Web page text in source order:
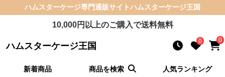
ハムスターケージ専門通販サイトハムスターケージ王国
10,000円以上のご購入で送料無料
ハムスターケージ王国 0 0
新着商品 商品を検索 人気ランキング